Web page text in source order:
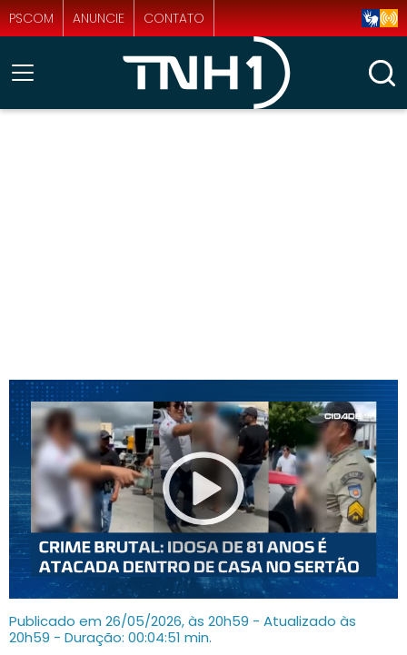
PSCOM ANUNCIE CONTATO
Publicado em 26/05/2026, às 20h59 - Atualizado às
20h59 - Duração: 00:04:51 min.